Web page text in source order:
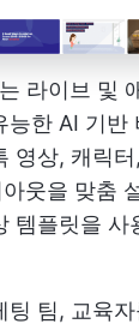
라이브 및
능한 AI 기반
영상, 캐릭
웃을 맞춤
템플릿을 사
팀, 교육